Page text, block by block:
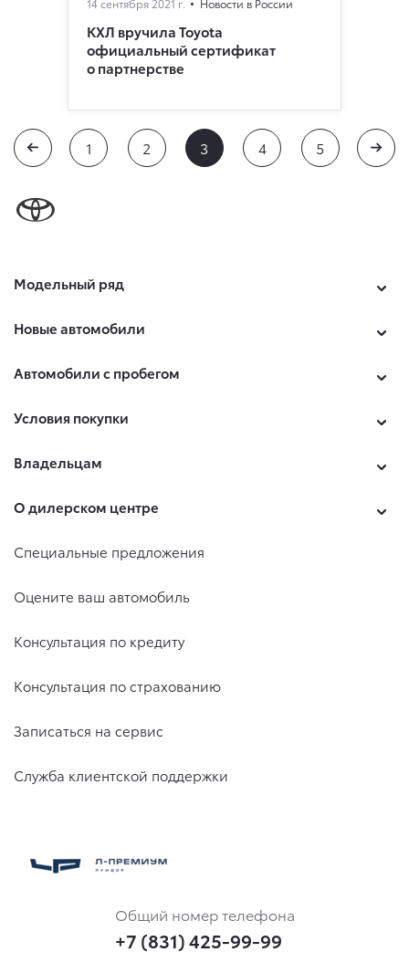
14 сентября 2021 г. Новости в России
КХЛ вручила Toyota
официальный сертификат
о партнерстве
1 2 3 4 5
Модельный ряд
Новые автомобили
Автомобили с пробегом
Условия покупки
Владельцам
О дилерском центре
Специальные предложения
Оцените ваш автомобиль
Консультация по кредиту
Консультация по страхованию
Записаться на сервис
Служба клиентской поддержки
Общий номер телефона
+7 (831) 425-99-99